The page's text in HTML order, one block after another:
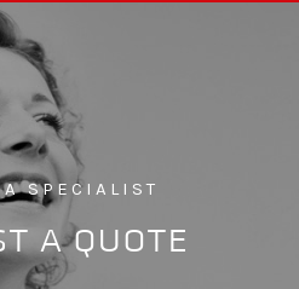
A SPECIALIST
a quote